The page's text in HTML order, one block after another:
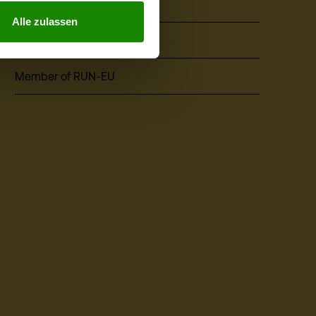
Alle zulassen
Events
ÖH Students' Union
Member of RUN-EU